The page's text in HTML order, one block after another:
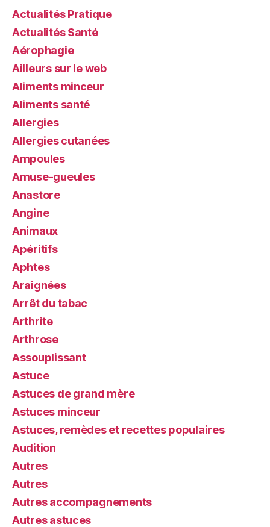
Actualités Pratique
Actualités Santé
Aérophagie
Ailleurs sur le web
Aliments minceur
Aliments santé
Allergies
Allergies cutanées
Ampoules
Amuse-gueules
Anastore
Angine
Animaux
Apéritifs
Aphtes
Araignées
Arrêt du tabac
Arthrite
Arthrose
Assouplissant
Astuce
Astuces de grand mère
Astuces minceur
Astuces, remèdes et recettes populaires
Audition
Autres
Autres
Autres accompagnements
Autres astuces